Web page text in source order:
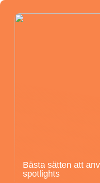
Bästa sätten att
spotlights